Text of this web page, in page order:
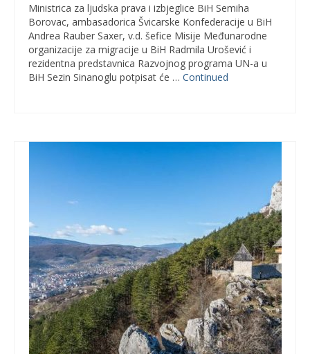
Ministrica za ljudska prava i izbjeglice BiH Semiha
Borovac, ambasadorica Švicarske Konfederacije u BiH
Andrea Rauber Saxer, v.d. šefice Misije Međunarodne
organizacije za migracije u BiH Radmila Urošević i
rezidentna predstavnica Razvojnog programa UN-a u
BiH Sezin Sinanoglu potpisat će … Continued